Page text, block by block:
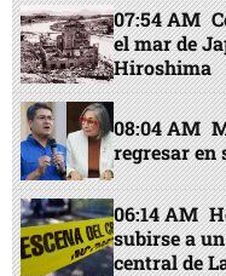
07:54 AM
el mar de
Hiroshima
08:04 AM
regresar
06:14 AM
subirse a
central de